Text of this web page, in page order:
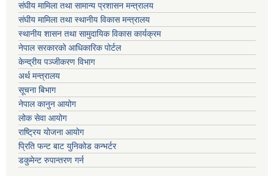
संघीय मामिला तथा सामान्य प्रशासन मन्त्रालय
संघीय मामिला तथा स्थानीय विकास मन्त्रालय
स्थानीय शासन तथा सामुदायिक विकास कार्यक्रम
नेपाल सरकारको आधिकारिक पोर्टल
केन्द्रीय पञ्जीकरण विभाग
अर्थ मन्त्रालय
सूचना बिभाग
नेपाल कानुन आयोग
लोक सेवा आयोग
राष्ट्रिय योजना आयोग
प्रिति फन्ट बाट युनिकोड कन्भर्टर
डकुमेन्ट रुपान्तरण गर्न